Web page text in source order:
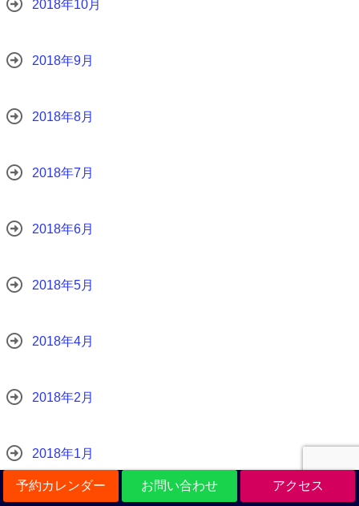
予約カレンダー お問い合わせ アクセス
2018年10月
2018年9月
2018年8月
2018年7月
2018年6月
2018年5月
2018年4月
2018年2月
2018年1月